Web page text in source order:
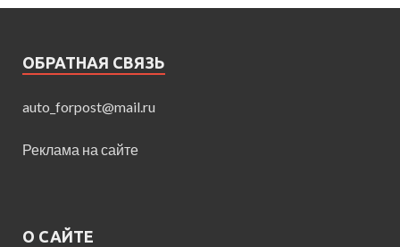
ОБРАТНАЯ СВЯЗЬ
auto_forpost@mail.ru
Реклама на сайте
О САЙТЕ